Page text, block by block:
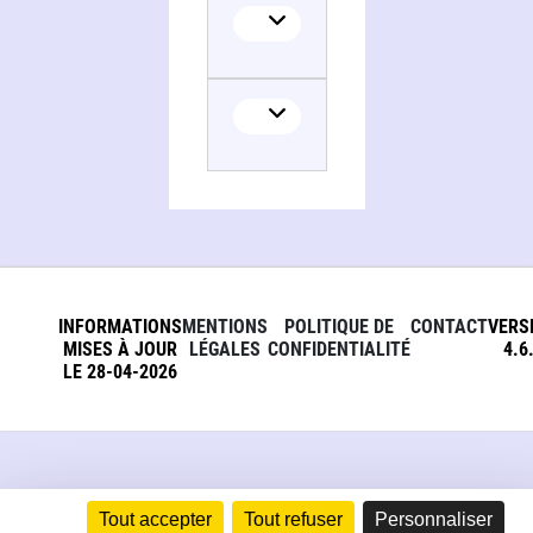
Tout accepter Tout refuser Personnaliser
INFORMATIONS
MISES À JOUR
LE 28-04-2026
MENTIONS
LÉGALES
POLITIQUE DE
CONFIDENTIALITÉ
CONTACT